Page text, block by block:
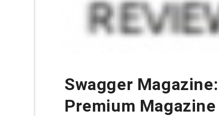
Swagger
Premium